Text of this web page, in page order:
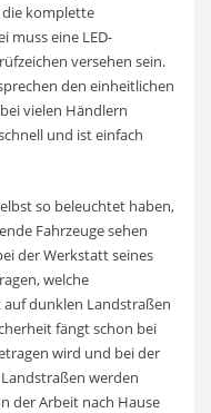
komplette
muss eine LED-
versehen sein.
den einheitlichen
vielen Händlern
und ist einfach
so beleuchtet haben,
Fahrzeuge sehen
der Werkstatt seines
welche
dunklen Landstraßen
fängt schon bei
wird und bei der
werden
der Arbeit nach Hause